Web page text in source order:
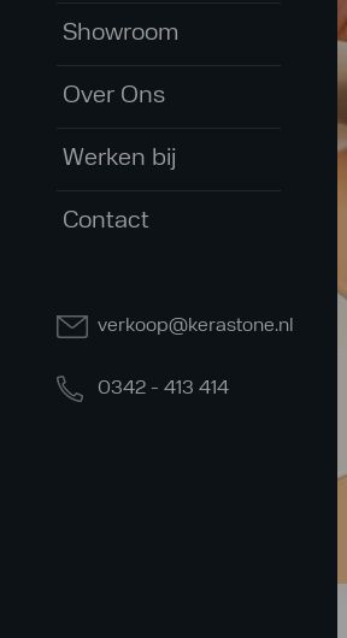
Showroom
Over Ons
Werken bij
Contact
verkoop@kerastone.nl
0342 - 413 414